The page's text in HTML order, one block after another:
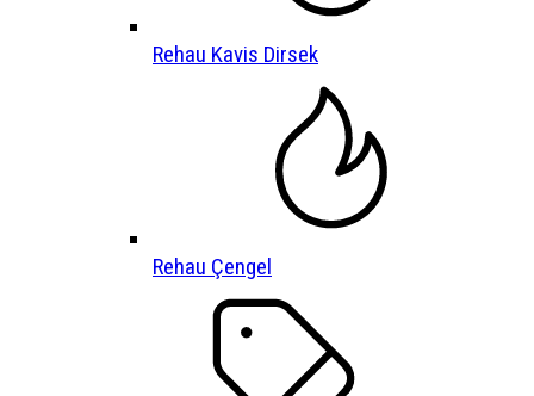
Rehau Kavis Dirsek
Rehau Çengel